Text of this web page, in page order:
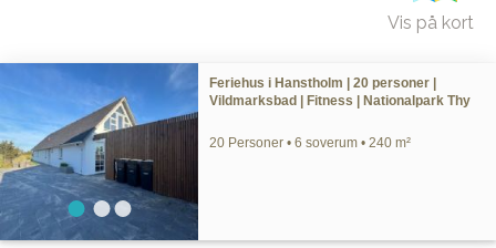
Vis på kort
Feriehus i Hanstholm | 20 personer |
Vildmarksbad | Fitness | Nationalpark Thy
20 Personer • 6 soverum • 240 m²